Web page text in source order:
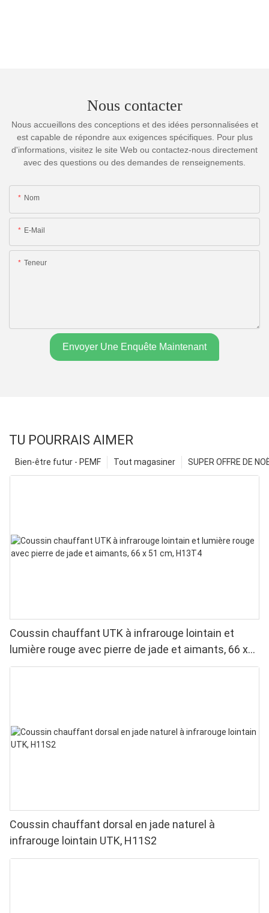
Nous contacter
Nous accueillons des conceptions et des idées personnalisées et
est capable de répondre aux exigences spécifiques. Pour plus
d'informations, visitez le site Web ou contactez-nous directement
avec des questions ou des demandes de renseignements.
Nom
E-Mail
Teneur
Envoyer Une Enquête Maintenant
TU POURRAIS AIMER
SUPER OFFRE DE
Tout magasiner
Bien-être futur - PEMF
Coussin chauffant UTK à infrarouge lointain et
lumière rouge avec pierre de jade et aimants, 66 x
51 cm, H13T4
Coussin chauffant dorsal en jade naturel à
infrarouge lointain UTK, H11S2